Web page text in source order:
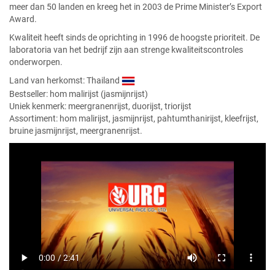
meer dan 50 landen en kreeg het in 2003 de Prime Minister’s Export
Award.
Kwaliteit heeft sinds de oprichting in 1996 de hoogste prioriteit. De
laboratoria van het bedrijf zijn aan strenge kwaliteitscontroles
onderworpen.
Land van herkomst: Thailand
Bestseller: hom malirijst (jasmijnrijst)
Uniek kenmerk: meergranenrijst, duorijst, triorijst
Assortiment: hom malirijst, jasmijnrijst, pahtumthanirijst, kleefrijst,
bruine jasmijnrijst, meergranenrijst.